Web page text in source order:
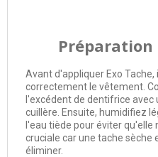
Avant d'appliquer Exo
correctement le vêtement.
l'excédent de dentifrice avec
cuillère. Ensuite, humidifiez
l'eau tiède pour éviter qu'elle
cruciale car une tache sèche
éliminer.